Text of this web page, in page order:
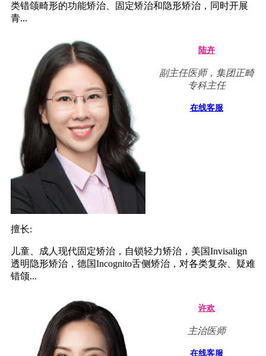
类错颌畸形的功能矫治、固定矫治和隐形矫治，同时开展
青...
陆卉
副主任医师，集团正畸
专科主任
在线客服
擅长:
儿童、成人现代固定矫治，自锁轻力矫治，美国Invisalign
透明隐形矫治，德国Incognito舌侧矫治，对各类复杂、疑难
错颌...
许欢
主治医师
在线客服